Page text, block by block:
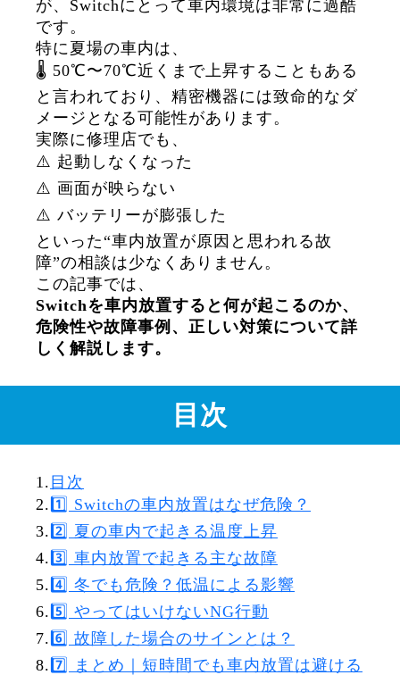
が、Switchにとって車内環境は非常に過酷
です。
特に夏場の車内は、
🌡️ 50℃〜70℃近くまで上昇することもある
と言われており、精密機器には致命的なダ
メージとなる可能性があります。
実際に修理店でも、
⚠️ 起動しなくなった
⚠️ 画面が映らない
⚠️ バッテリーが膨張した
といった“車内放置が原因と思われる故
障”の相談は少なくありません。
この記事では、
Switchを車内放置すると何が起こるのか、
危険性や故障事例、正しい対策について詳
しく解説します。
目次
1. 目次
2. 1️⃣ Switchの車内放置はなぜ危険？
3. 2️⃣ 夏の車内で起きる温度上昇
4. 3️⃣ 車内放置で起きる主な故障
5. 4️⃣ 冬でも危険？低温による影響
6. 5️⃣ やってはいけないNG行動
7. 6️⃣ 故障した場合のサインとは？
8. 7️⃣ まとめ｜短時間でも車内放置は避ける